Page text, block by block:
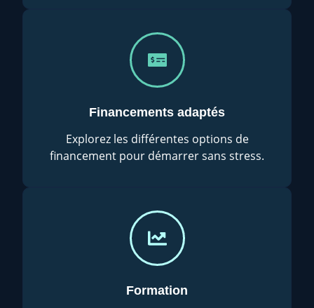
Financements adaptés
Explorez les différentes options de
financement pour démarrer sans stress.
Formation